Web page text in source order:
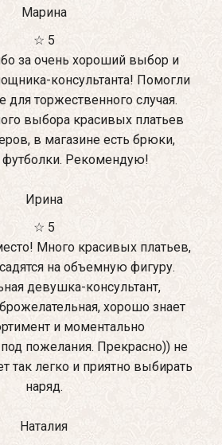
Марина
☆ 5
за очень хороший выбор и
консультанта! Помогли
для торжественного случая.
выбора красивых платьев
в магазине есть брюки,
Рекомендую!
Ирина
☆ 5
Много красивых платьев,
на объемную фигуру.
девушка-консультант,
хорошо знает
и моментально
пожелания. Прекрасно)) не
так легко и приятно выбирать
наряд.
Наталия